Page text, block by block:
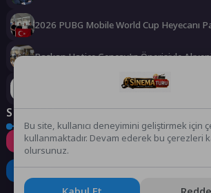
2026 PUBG Mobile World Cup Heyecanı
Başkan Hatice Gençay’ın Önerisiyle
Altın Portakal ödüllü yönetmen jüri
Sosyal Medya
Instagram Facebook
LinkedIn YouTube
Bu site, kullanıcı deneyimini geliştirmek için
kullanmaktadır. Devam ederek bu çerezleri
olursunuz.